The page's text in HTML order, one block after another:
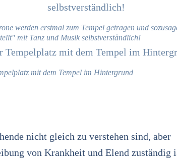
werden erstmal zum Tempel getragen und
mit Tanz und Musik selbstverständlich!
mit dem Tempel im Hintergrund
nicht gleich zu verstehen sind, aber
von Krankheit und Elend zuständig